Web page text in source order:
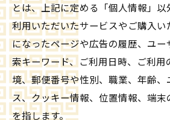
とは、上記に定める「個人情報」
利用いただいたサービスやご購入
になったページや広告の履歴、ユー
索キーワード、ご利用日時、ご利用
境、郵便番号や性別、職業、年齢、
ス、クッキー情報、位置情報、端末
を指します。